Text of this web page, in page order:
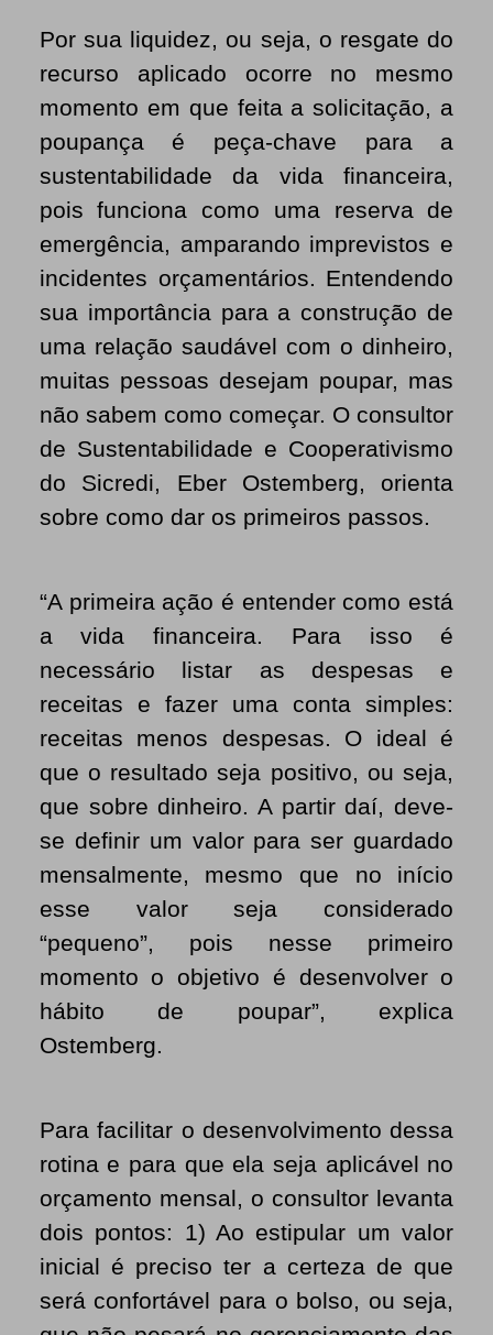
Por sua liquidez, ou seja, o resgate do
recurso aplicado ocorre no mesmo
momento em que feita a solicitação, a
poupança é peça-chave para a
sustentabilidade da vida financeira,
pois funciona como uma reserva de
emergência, amparando imprevistos e
incidentes orçamentários. Entendendo
sua importância para a construção de
uma relação saudável com o dinheiro,
muitas pessoas desejam poupar, mas
não sabem como começar. O consultor
de Sustentabilidade e Cooperativismo
do Sicredi, Eber Ostemberg, orienta
sobre como dar os primeiros passos.
“A primeira ação é entender como está
a vida financeira. Para isso é
necessário listar as despesas e
receitas e fazer uma conta simples:
receitas menos despesas. O ideal é
que o resultado seja positivo, ou seja,
que sobre dinheiro. A partir daí, deve-
se definir um valor para ser guardado
mensalmente, mesmo que no início
esse valor seja considerado
“pequeno”, pois nesse primeiro
momento o objetivo é desenvolver o
hábito de poupar”, explica
Ostemberg.
Para facilitar o desenvolvimento dessa
rotina e para que ela seja aplicável no
orçamento mensal, o consultor levanta
dois pontos: 1) Ao estipular um valor
inicial é preciso ter a certeza de que
será confortável para o bolso, ou seja,